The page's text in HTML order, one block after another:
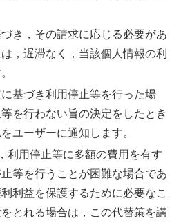
き，その請求に応じる必要があ
，遅滞なく，当該個人情報の利
基づき利用停止等を行った場
を行わない旨の決定をしたとき
ユーザーに通知します。
利用停止等に多額の費用を有す
等を行うことが困難な場合であ
利益を保護するために必要なこ
とれる場合は，この代替策を講